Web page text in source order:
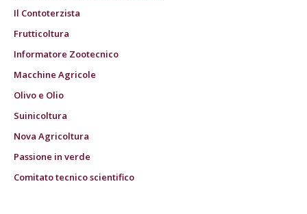
Il Contoterzista
Frutticoltura
Informatore Zootecnico
Macchine Agricole
Olivo e Olio
Suinicoltura
Nova Agricoltura
Passione in verde
Comitato tecnico scientifico